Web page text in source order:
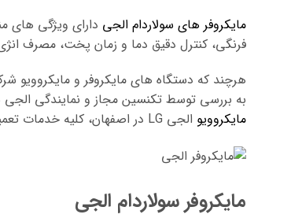
مایکروفر های سولاردام الجی دارای ویژگی های
فرنگی، کنترل دقیق دما و زمان پخت، مصرف
هرچند که دستگاه های مایکروفر و مایکروویو
به بررسی توسط تکنسین مجاز و نمایندگی
مایکروویو الجی LG در اصفهان، کلیه خدمات تعمیر و سرویس دوره ای این دستگاه را به هموطنان عزیز ارائه مینماید.
مایکروفر سولاردام الجی